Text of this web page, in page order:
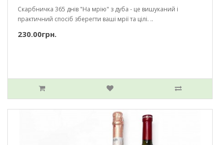
Скарбничка 365 днів "На мрію" з дуба - це вишуканий і
практичний спосіб зберегти ваші мрії та цілі. ..
230.00грн.